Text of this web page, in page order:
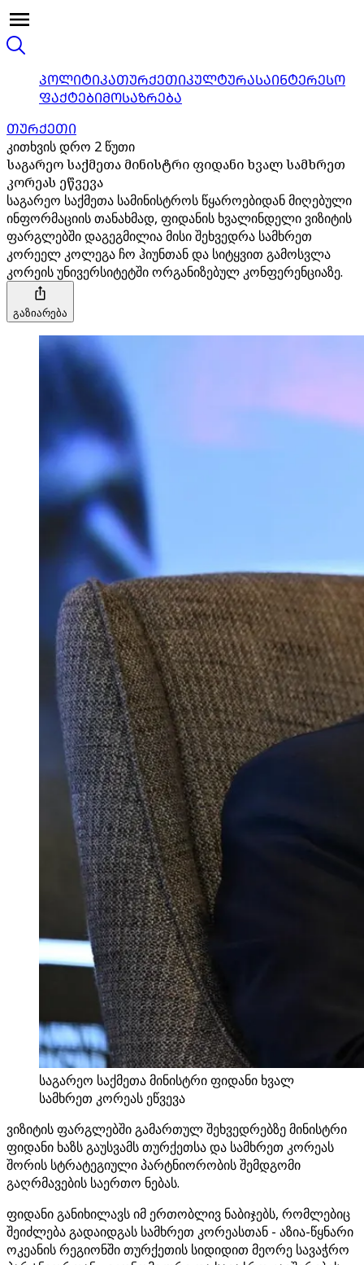
ᲞᲝᲚᲘᲢᲘᲙᲐᲗᲣᲠᲥᲔᲗᲘᲙᲣᲚᲢᲣᲠᲐᲡᲐᲘᲜᲢᲔᲠᲔᲡᲝ
ᲤᲐᲥᲢᲔᲑᲘᲛᲝᲡᲐᲖᲠᲔᲑᲐ
ᲗᲣᲠᲥᲔᲗᲘ
კითხვის დრო 2 წუთი
საგარეო საქმეთა მინისტრი ფიდანი ხვალ სამხრეთ
კორეას ეწვევა
საგარეო საქმეთა სამინისტროს წყაროებიდან მიღებული
ინფორმაციის თანახმად, ფიდანის ხვალინდელი ვიზიტის
ფარგლებში დაგეგმილია მისი შეხვედრა სამხრეთ
კორეელ კოლეგა ჩო ჰიუნთან და სიტყვით გამოსვლა
კორეის უნივერსიტეტში ორგანიზებულ კონფერენციაზე.
გაზიარება
საგარეო საქმეთა მინისტრი ფიდანი ხვალ
სამხრეთ კორეას ეწვევა
ვიზიტის ფარგლებში გამართულ შეხვედრებზე მინისტრი
ფიდანი ხაზს გაუსვამს თურქეთსა და სამხრეთ კორეას
შორის სტრატეგიული პარტნიორობის შემდგომი
გაღრმავების საერთო ნებას.
ფიდანი განიხილავს იმ ერთობლივ ნაბიჯებს, რომლებიც
შეიძლება გადაიდგას სამხრეთ კორეასთან - აზია-წყნარი
ოკეანის რეგიონში თურქეთის სიდიდით მეორე სავაჭრო